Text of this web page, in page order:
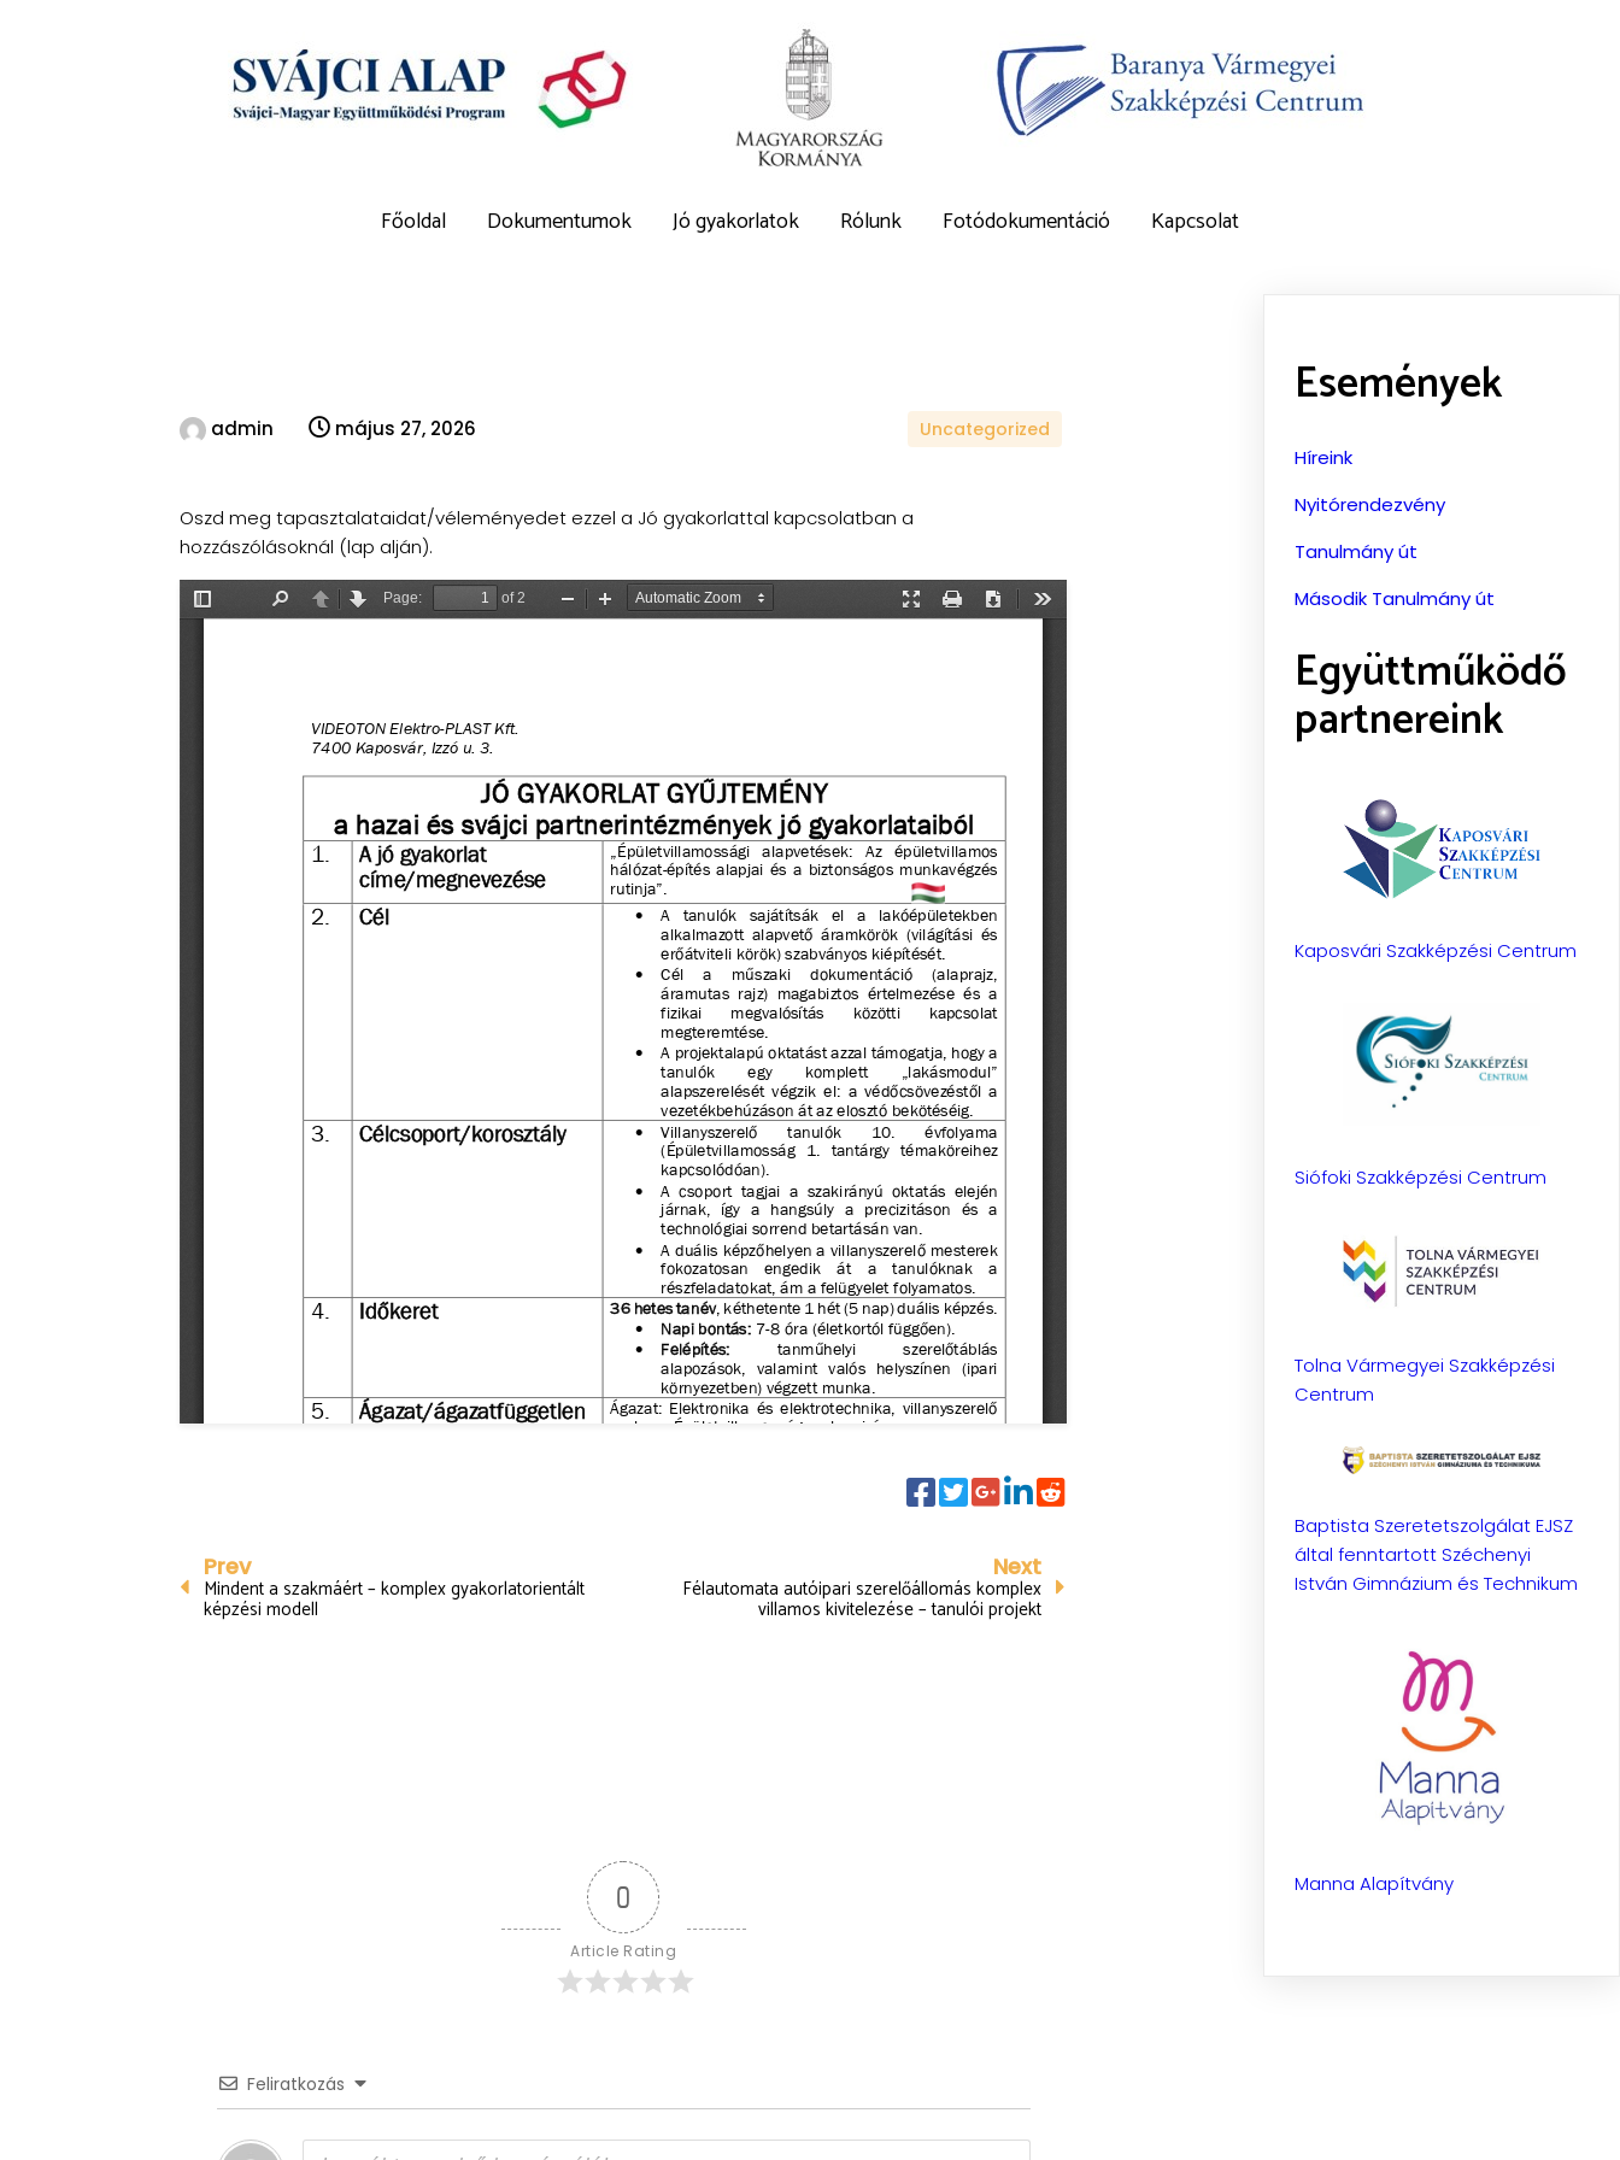
Főoldal Dokumentumok Jó gyakorlatok Rólunk Fotódokumentáció Kapcsolat
admin május 27, 2026 Uncategorized
Oszd meg tapasztalataidat/véleményedet ezzel a Jó gyakorlattal kapcsolatban a
hozzászólásoknál (lap alján).
Prev
Mindent a szakmáért – komplex gyakorlatorientált
képzési modell
Next
Félautomata autóipari szerelőállomás komplex
villamos kivitelezése – tanulói projekt
0
Article Rating
Feliratkozás
Események
Híreink
Nyitórendezvény
Tanulmány út
Második Tanulmány út
Együttműködő
partnereink
Kaposvári Szakképzési Centrum
Siófoki Szakképzési Centrum
Tolna Vármegyei Szakképzési
Centrum
Baptista Szeretetszolgálat EJSZ
által fenntartott Széchenyi
István Gimnázium és Technikum
Manna Alapítvány